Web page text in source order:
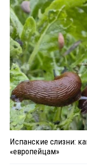
Испанские слизни:
«европейцам»